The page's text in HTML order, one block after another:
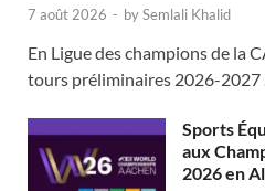
7 août 2026 - bySemlali Khalid
En Ligue des champions de la
tours préliminaires 2026-2027
Sports
aux
2026 en